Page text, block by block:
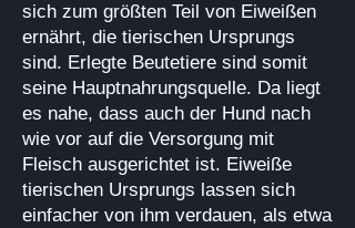
sich zum größten Teil von Eiweißen
ernährt, die tierischen Ursprungs
sind. Erlegte Beutetiere sind somit
seine Hauptnahrungsquelle. Da liegt
es nahe, dass auch der Hund nach
wie vor auf die Versorgung mit
Fleisch ausgerichtet ist. Eiweiße
tierischen Ursprungs lassen sich
einfacher von ihm verdauen, als etwa